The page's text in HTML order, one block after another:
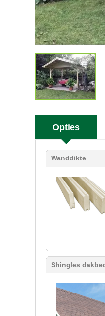
Opties
Wanddikte
Shingles